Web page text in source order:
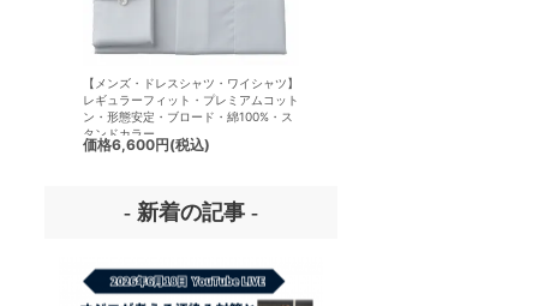
【メンズ・ドレスシャツ・ワイシャツ】
レギュラーフィット・プレミアムコット
ン・形態安定・ブロード・綿100%・ス
タンドカラー
価格6,600円(税込)
- 新着の記事 -